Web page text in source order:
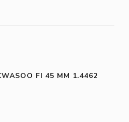
FI 45 MM 1.4462